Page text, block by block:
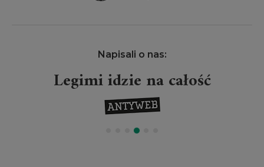
Napisali o nas:
Legimi idzie na całość